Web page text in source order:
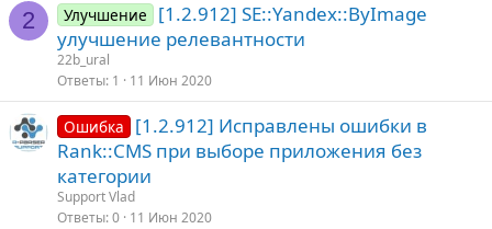
2 Улучшение
[1.2.912] SE::Yandex::ByImage
улучшение релевантности
22b_ural
Ответы 1 11 Июн 2020
Ошибка
[1.2.912] Исправлены ошибки в
Rank::CMS при выборе приложения без
категории
Support Vlad
Ответы 0 11 Июн 2020